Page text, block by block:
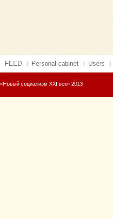
FEED Personal cabinet Users
«Новый социализм XXI век» 2013